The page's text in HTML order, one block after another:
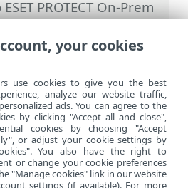
PROTECT On-Prem
On-Prem Menu principal
relatórios para Syslog>
para o formato LEEF
your cookies
use cookies to give you the best
analyze our website traffic,
ads. You can agree to the
by clicking "Accept all and close",
cookies by choosing "Accept
or adjust your cookie settings by
You also have the right to
or change your cookie preferences
"Manage cookies" link in our website
settings (if available). For more